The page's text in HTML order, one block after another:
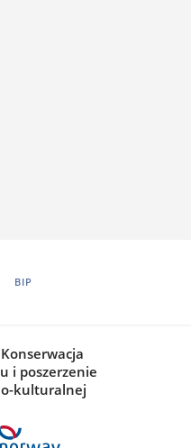
BIP
i poszerzenie
kulturalnej